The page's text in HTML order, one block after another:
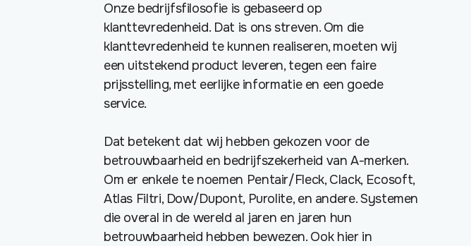
Onze bedrijfsfilosofie is gebaseerd op
klanttevredenheid. Dat is ons streven. Om die
klanttevredenheid te kunnen realiseren, moeten wij
een uitstekend product leveren, tegen een faire
prijsstelling, met eerlijke informatie en een goede
service.
Dat betekent dat wij hebben gekozen voor de
betrouwbaarheid en bedrijfszekerheid van A-merken.
Om er enkele te noemen Pentair/Fleck, Clack, Ecosoft,
Atlas Filtri, Dow/Dupont, Purolite, en andere. Systemen
die overal in de wereld al jaren en jaren hun
betrouwbaarheid hebben bewezen. Ook hier in